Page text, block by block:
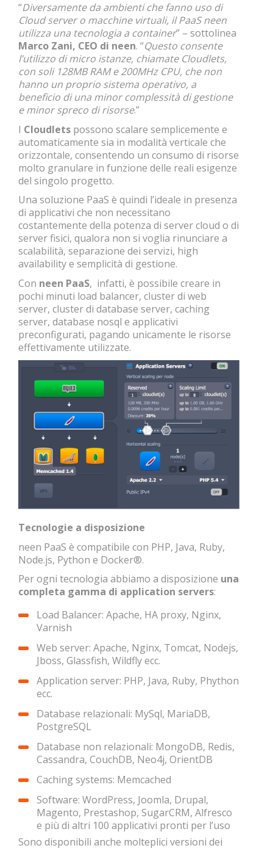
“Diversamente da ambienti che fanno uso di
Cloud server o macchine virtuali, il PaaS neen
utilizza una tecnologia a container” – sottolinea
Marco Zani, CEO di neen. “Questo consente
l’utilizzo di micro istanze, chiamate Cloudlets,
con soli 128MB RAM e 200MHz CPU, che non
hanno un proprio sistema operativo, a
beneficio di una minor complessità di gestione
e minor spreco di risorse.”
I Cloudlets possono scalare semplicemente e
automaticamente sia in modalità verticale che
orizzontale, consentendo un consumo di risorse
molto granulare in funzione delle reali esigenze
del singolo progetto.
Una soluzione PaaS è quindi l’ideale in presenza
di applicativi che non necessitano
costantemente della potenza di server cloud o di
server fisici, qualora non si voglia rinunciare a
scalabilità, separazione dei servizi, high
availability e semplicità di gestione.
Con neen PaaS, infatti, è possibile creare in
pochi minuti load balancer, cluster di web
server, cluster di database server, caching
server, database nosql e applicativi
preconfigurati, pagando unicamente le risorse
effettivamente utilizzate.
Tecnologie a disposizione
neen PaaS è compatibile con PHP, Java, Ruby,
Node.js, Python e Docker®.
Per ogni tecnologia abbiamo a disposizione una
completa gamma di application servers:
Load Balancer: Apache, HA proxy, Nginx,
Varnish
Web server: Apache, Nginx, Tomcat, Nodejs,
Jboss, Glassfish, Wildfly ecc.
Application server: PHP, Java, Ruby, Phython
ecc.
Database relazionali: MySql, MariaDB,
PostgreSQL
Database non relazionali: MongoDB, Redis,
Cassandra, CouchDB, Neo4j, OrientDB
Caching systems: Memcached
Software: WordPress, Joomla, Drupal,
Magento, Prestashop, SugarCRM, Alfresco
e più di altri 100 applicativi pronti per l’uso
Sono disponibili anche molteplici versioni dei